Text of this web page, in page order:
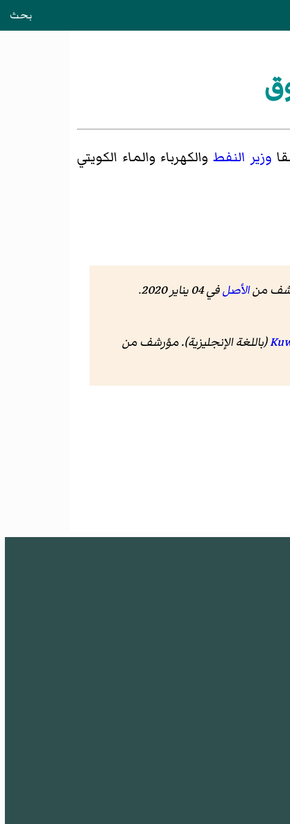
بحث
وزير النفطوالكهرباء والماء الكويتي
منالأصلفي 04 يناير 2020
.
(باللغة الإنجليزية). مؤرشف من